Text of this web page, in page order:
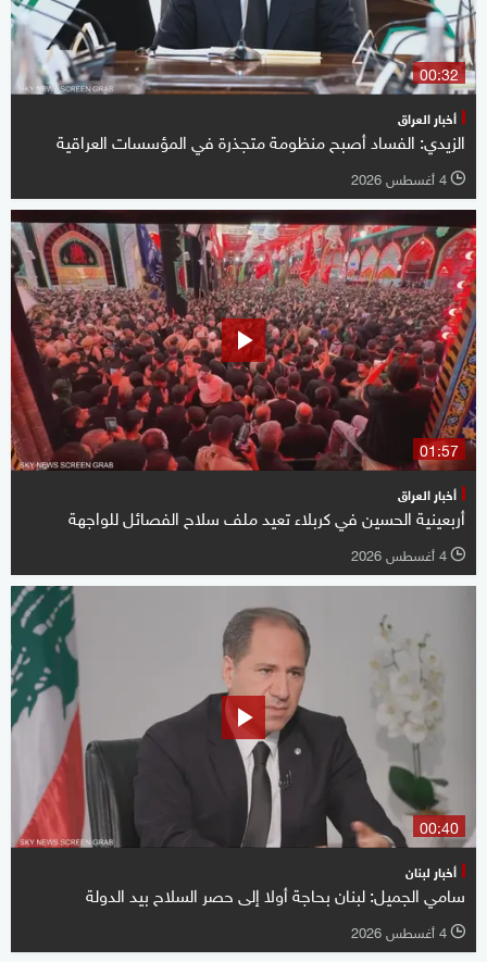
00:32
أخبار العراق
الزيدي: الفساد أصبح منظومة متجذرة في المؤسسات العراقية
l 4 أغسطس 2026
01:57
أخبار العراق
أربعينية الحسين في كربلاء تعيد ملف سلاح الفصائل للواجهة
l 4 أغسطس 2026
00:40
أخبار لبنان
سامي الجميل: لبنان بحاجة أولا إلى حصر السلاح بيد الدولة
l 4 أغسطس 2026